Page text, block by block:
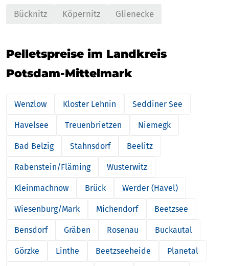
Bücknitz Köpernitz Glienecke
Pelletspreise im Landkreis
Potsdam-Mittelmark
Wenzlow Kloster Lehnin Seddiner See
Havelsee Treuenbrietzen Niemegk
Bad Belzig Stahnsdorf Beelitz
Rabenstein/Fläming Wusterwitz
Kleinmachnow Brück Werder (Havel)
Wiesenburg/Mark Michendorf Beetzsee
Bensdorf Gräben Rosenau Buckautal
Görzke Linthe Beetzseeheide Planetal